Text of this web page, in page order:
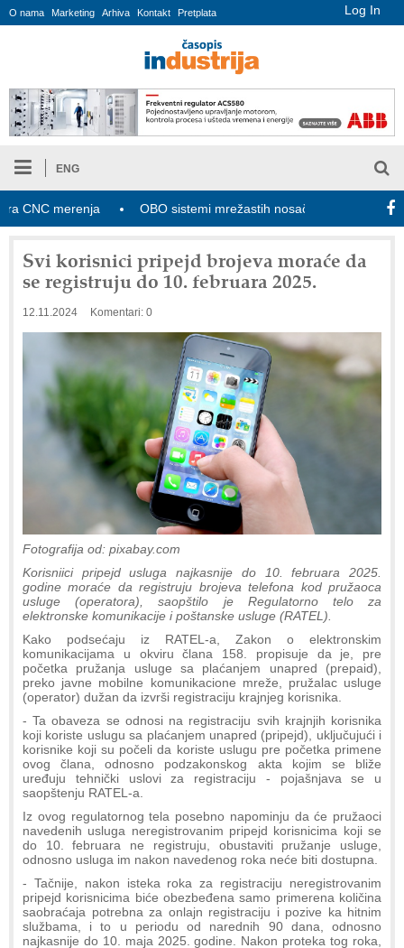
Log In
O nama Marketing Arhiva Kontakt Pretplata
ENG
merenja OBO sistemi mrežastih nosača kablova
Svi korisnici pripejd brojeva moraće da
se registruju do 10. februara 2025.
12.11.2024 Komentari: 0
Fotografija od: pixabay.com
Korisniici pripejd usluga najkasnije do 10. februara 2025.
godine moraće da registruju brojeva telefona kod pružaoca
usluge (operatora), saopštilo je Regulatorno telo za
elektronske komunikacije i poštanske usluge (RATEL).
Kako podsećaju iz RATEL-a, Zakon o elektronskim
komunikacijama u okviru člana 158. propisuje da je, pre
početka pružanja usluge sa plaćanjem unapred (prepaid),
preko javne mobilne komunikacione mreže, pružalac usluge
(operator) dužan da izvrši registraciju krajnjeg korisnika.
- Ta obaveza se odnosi na registraciju svih krajnjih korisnika
koji koriste uslugu sa plaćanjem unapred (pripejd), uključujući i
korisnike koji su počeli da koriste uslugu pre početka primene
ovog člana, odnosno podzakonskog akta kojim se bliže
uređuju tehnički uslovi za registraciju - pojašnjava se u
saopštenju RATEL-a.
Iz ovog regulatornog tela posebno napominju da će pružaoci
navedenih usluga neregistrovanim pripejd korisnicima koji se
do 10. februara ne registruju, obustaviti pružanje usluge,
odnosno usluga im nakon navedenog roka neće biti dostupna.
- Tačnije, nakon isteka roka za registraciju neregistrovanim
pripejd korisnicima biće obezbeđena samo primerena količina
saobraćaja potrebna za onlajn registraciju i pozive ka hitnim
službama, i to u periodu od narednih 90 dana, odnosno
najkasnije do 10. maja 2025. godine. Nakon proteka tog roka,